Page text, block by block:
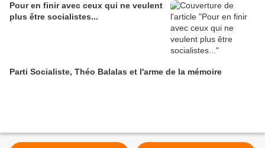
Pour en finir avec ceux qui ne veulent
plus être socialistes...
Parti Socialiste, Théo Balalas et l'arme de la mémoire